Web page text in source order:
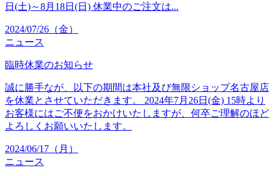
日(土)～8月18日(日) 休業中のご注文は...
2024/07/26（金）
ニュース
臨時休業のお知らせ
誠に勝手なが、以下の期間は本社及び無限ショップ名古屋店
を休業とさせていただきます。 2024年7月26日(金) 15時より
お客様にはご不便をおかけいたしますが、何卒ご理解のほど
よろしくお願いいたします。
2024/06/17（月）
ニュース